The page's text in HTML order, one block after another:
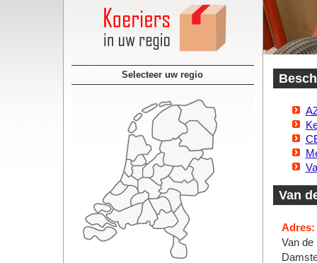
Selecteer uw regio
Van
Adres:
Van de